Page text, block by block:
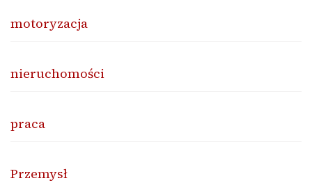
motoryzacja
nieruchomości
praca
Przemysł